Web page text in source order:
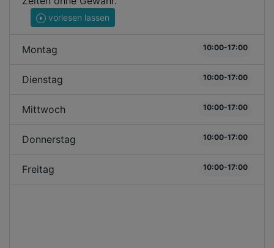
vorlesen lassen
Montag 10:00-17:00
Dienstag 10:00-17:00
Mittwoch 10:00-17:00
Donnerstag 10:00-17:00
Freitag 10:00-17:00